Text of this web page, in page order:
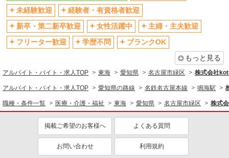
未経験歓迎
経験者・有資格者歓迎
新卒・第二新卒歓迎
女性活躍中
主婦・主夫歓迎
フリーター歓迎
学歴不問
ブランクOK
もっと見る
アルバイト・バイト・求人TOP 東海 愛知県 名古屋市緑区 株式会社
アルバイト・バイト・求人TOP 愛知県の路線 名鉄名古屋本線 鳴海駅
職種・条件一覧 医療・介護・福祉 東海 愛知県 名古屋市緑区 株式
掲載ご希望のお客様へ よくある質問
お問い合わせ 利用規約